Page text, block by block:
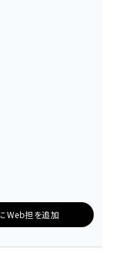
Web担を追加